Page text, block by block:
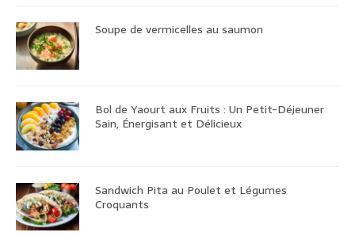
Soupe de vermicelles au saumon
Bol de Yaourt aux Fruits : Un Petit-Déjeuner
Sain, Énergisant et Délicieux
Sandwich Pita au Poulet et Légumes
Croquants